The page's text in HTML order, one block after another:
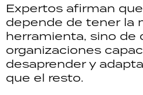
Expertos afirman
depende de tener la
herramienta, sino de
organizaciones
desaprender y
que el resto.